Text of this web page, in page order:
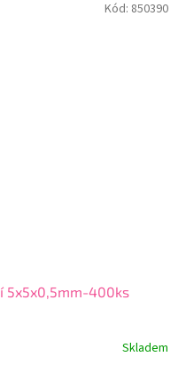
5x5x0,5mm-400ks
Skladem
Kód: 850390